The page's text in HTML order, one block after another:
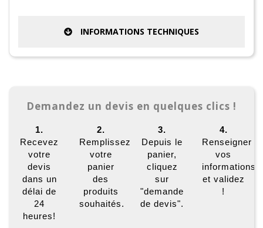
INFORMATIONS TECHNIQUES
Demandez un devis en quelques clics !
1.
Recevez
votre
devis
dans un
délai de
24
heures!
2.
Remplissez
votre
panier
des
produits
souhaités.
3.
Depuis le
panier,
cliquez
sur
"demande
de devis".
4.
Renseigner
vos
informations
et validez
!